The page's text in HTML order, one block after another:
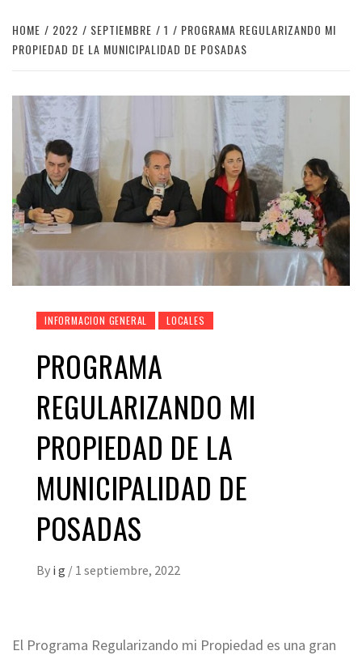
HOME 2022 SEPTIEMBRE 1
PROGRAMA REGULARIZANDO MI
PROPIEDAD DE LA MUNICIPALIDAD DE POSADAS
INFORMACION GENERAL LOCALES
PROGRAMA
REGULARIZANDO MI
PROPIEDAD DE LA
MUNICIPALIDAD DE
POSADAS
By i g / 1 septiembre, 2022
El Programa Regularizando mi Propiedad es una gran